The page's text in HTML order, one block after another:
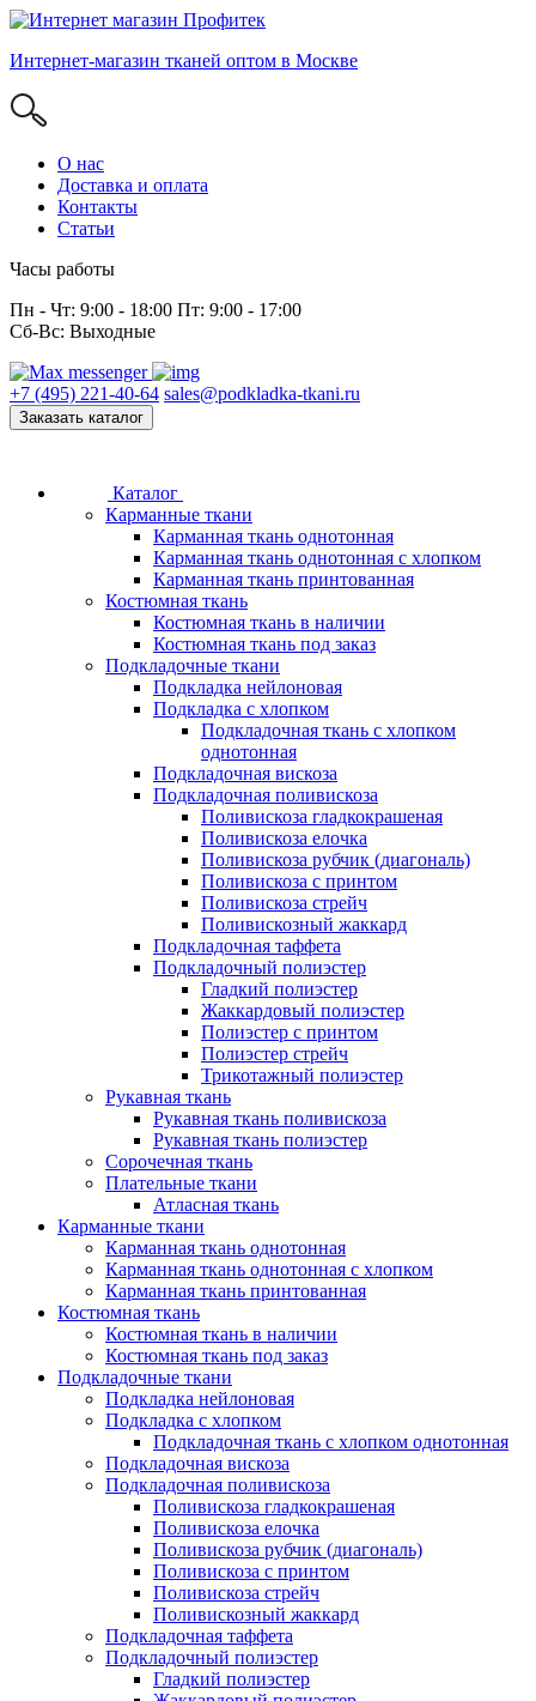
Интернет-магазин тканей оптом в Москве
О нас
Доставка и оплата
Контакты
Статьи
Часы работы
Пн - Чт: 9:00 - 18:00 Пт: 9:00 - 17:00
Сб-Вс: Выходные
+7 (495) 221-40-64 sales@podkladka-tkani.ru
Заказать каталог
Каталог
Карманные ткани
Карманная ткань однотонная
Карманная ткань однотонная с хлопком
Карманная ткань принтованная
Костюмная ткань
Костюмная ткань в наличии
Костюмная ткань под заказ
Подкладочные ткани
Подкладка нейлоновая
Подкладка с хлопком
Подкладочная ткань с хлопком
однотонная
Подкладочная вискоза
Подкладочная поливискоза
Поливискоза гладкокрашеная
Поливискоза елочка
Поливискоза рубчик (диагональ)
Поливискоза с принтом
Поливискоза стрейч
Поливискозный жаккард
Подкладочная таффета
Подкладочный полиэстер
Гладкий полиэстер
Жаккардовый полиэстер
Полиэстер с принтом
Полиэстер стрейч
Трикотажный полиэстер
Рукавная ткань
Рукавная ткань поливискоза
Рукавная ткань полиэстер
Сорочечная ткань
Плательные ткани
Атласная ткань
Карманные ткани
Карманная ткань однотонная
Карманная ткань однотонная с хлопком
Карманная ткань принтованная
Костюмная ткань
Костюмная ткань в наличии
Костюмная ткань под заказ
Подкладочные ткани
Подкладка нейлоновая
Подкладка с хлопком
Подкладочная ткань с хлопком однотонная
Подкладочная вискоза
Подкладочная поливискоза
Поливискоза гладкокрашеная
Поливискоза елочка
Поливискоза рубчик (диагональ)
Поливискоза с принтом
Поливискоза стрейч
Поливискозный жаккард
Подкладочная таффета
Подкладочный полиэстер
Гладкий полиэстер